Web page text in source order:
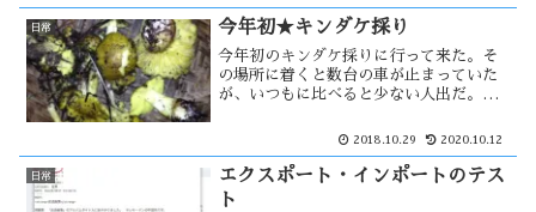
を全て工場で生産をしてはどうだろう
か？
日常 今年初★キンダケ採り
今年初のキンダケ採りに行って来た。そ
の場所に着くと数台の車が止まっていた
が、いつもに比べると少ない人出だ。キ
よりも採る人の数の方が多いとまで言わ
値で取引されるためそれを商売にしてい
る人も。
2018.10.29 2020.10.12
日常
エクスポート・インポートのテス
ト